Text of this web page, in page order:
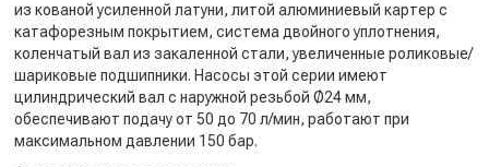
из кованой усиленной латуни, литой алюминиевый картер с
катафорезным покрытием, система двойного уплотнения,
коленчатый вал из закаленной стали, увеличенные роликовые/
шариковые подшипники. Насосы этой серии имеют
цилиндрический вал с наружной резьбой Ø24 мм,
обеспечивают подачу от 50 до 70 л/мин, работают при
максимальном давлении 150 бар.